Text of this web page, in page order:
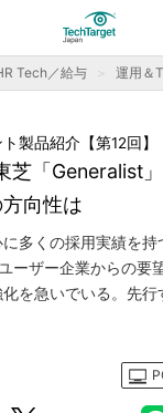
Tech／給与 運用＆
芝「Generalist
向性は
製品紹介【第12回】
多くの採用実績を
ーザー企業からの要
を急いでいる。先